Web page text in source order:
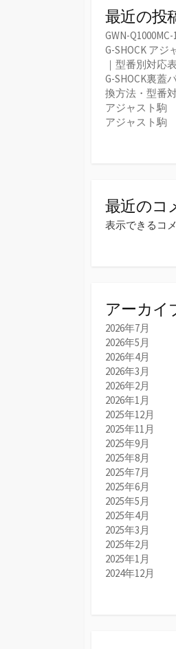
最近の投
GWN-
G-SHOCK ア
｜型番別対応
G-SHOCK裏蓋
換方法・型番
アジャスト駒
アジャスト駒
最近のコ
表示できるコ
アーカイ
2026年7月
2026年5月
2026年4月
2026年3月
2026年2月
2026年1月
2025年12月
2025年11月
2025年9月
2025年8月
2025年7月
2025年6月
2025年5月
2025年4月
2025年3月
2025年2月
2025年1月
2024年12月